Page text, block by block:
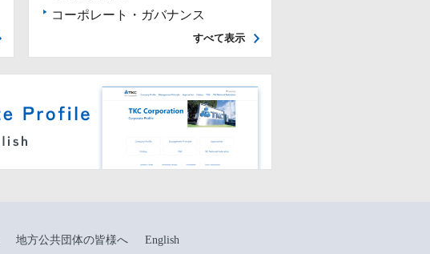
コーポレート・ガバナンス
すべて表示
地方公共団体の皆様へ English